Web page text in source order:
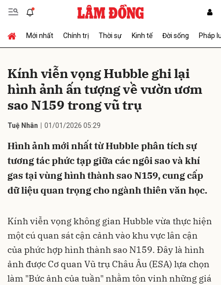
Mới nhất Chính trị Thời sự Kinh tế Đời sống Pháp
Kính viễn vọng Hubble ghi lại
hình ảnh ấn tượng về vườn ươm
sao N159 trong vũ trụ
Tuệ Nhân 01/01/2026 05:29
Hình ảnh mới nhất từ Hubble phân tích sự
tương tác phức tạp giữa các ngôi sao và khí
gas tại vùng hình thành sao N159, cung cấp
dữ liệu quan trọng cho ngành thiên văn học.
Kính viễn vọng không gian Hubble vừa thực hiện
một cú quan sát cận cảnh vào khu vực lân cận
của phức hợp hình thành sao N159. Đây là hình
ảnh được Cơ quan Vũ trụ Châu Âu (ESA) lựa chọn
làm "Bức ảnh của tuần" nhằm tôn vinh những giá
Gửi bình luận
Hủy Gửi